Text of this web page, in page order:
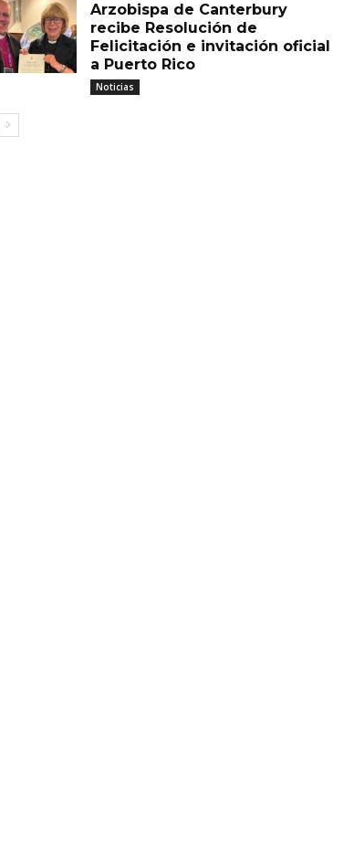
Arzobispa de Canterbury
recibe Resolución de
Felicitación e invitación oficial
a Puerto Rico
Noticias